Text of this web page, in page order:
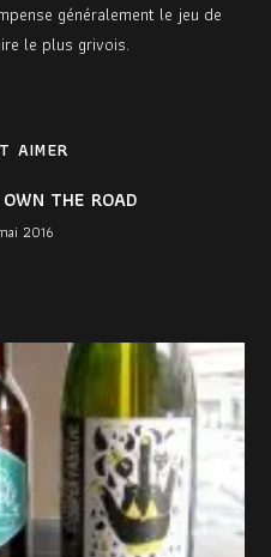
généralement le jeu de
le plus grivois.
AIMER
THE ROAD
2016